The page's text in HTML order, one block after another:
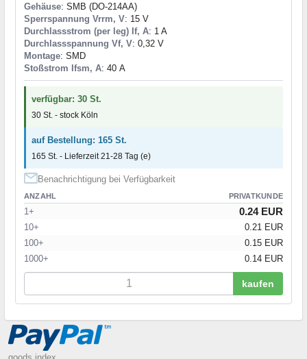
Gehäuse: SMB (DO-214AA)
Sperrspannung Vrrm, V: 15 V
Durchlassstrom (per leg) If, A: 1 A
Durchlassspannung Vf, V: 0,32 V
Montage: SMD
Stoßstrom Ifsm, A: 40 А
verfügbar: 30 St.
30 St. - stock Köln
auf Bestellung: 165 St.
165 St. - Lieferzeit 21-28 Tag (e)
Benachrichtigung bei Verfügbarkeit
ANZAHL PRIVATKUNDE
1+ 0.24 EUR
10+
0.21 EUR
100+
0.15 EUR
1000+
0.14 EUR
kaufen